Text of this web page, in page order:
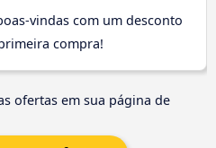
vindas com um desconto
compra!
ofertas em sua página de